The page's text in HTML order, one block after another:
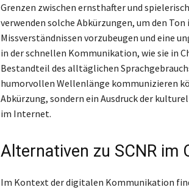
Grenzen zwischen ernsthafter und
verwenden solche Abkürzungen, um den
Missverständnissen vorzubeugen und eine
in der schnellen Kommunikation, wie sie in
Bestandteil des alltäglichen
humorvollen Wellenlänge kommunizieren
Abkürzung, sondern ein Ausdruck der
im Internet.
Alternativen zu SCNR im
Im Kontext der digitalen Kommunikation